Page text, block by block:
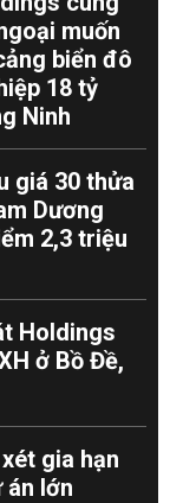
muốn
biển đô
18 tỷ
Ninh
giá 30 thửa
Dương
2,3 triệu
Holdings
ở Bồ Đề,
gia hạn
án lớn